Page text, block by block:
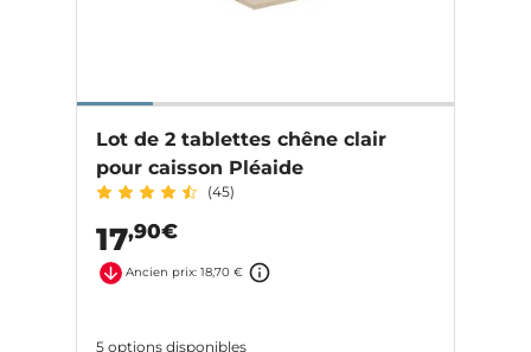
Lot de 2 tablettes chêne clair
pour caisson Pléaide
(45)
17,90€
Ancien prix: 18,70 €
5 options disponibles